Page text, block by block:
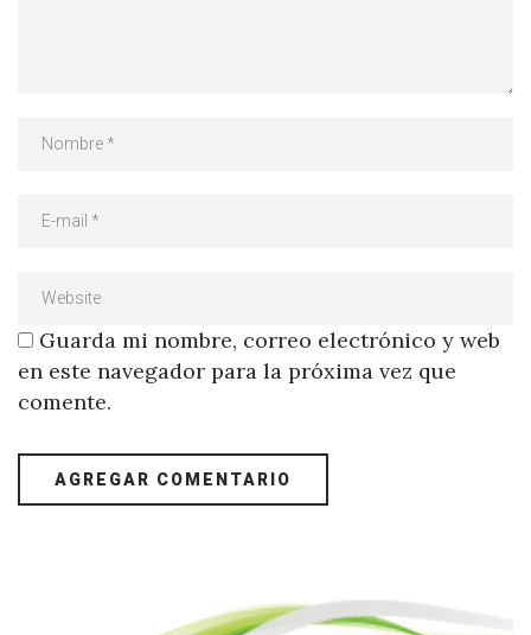
Guarda mi nombre, correo electrónico y web
en este navegador para la próxima vez que
comente.